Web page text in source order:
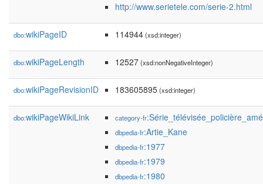
http://www.serietele.com/serie-2.html
dbo:wikiPageID 114944(xsd:integer)
dbo:wikiPageLength 12527(xsd:nonNegativeInteger)
dbo:wikiPageRevisionID 183605895(xsd:integer)
dbo:wikiPageWikiLink category-fr
dbpedia-fr:Artie_Kane
dbpedia-fr:1977
dbpedia-fr:1979
dbpedia-fr:1980